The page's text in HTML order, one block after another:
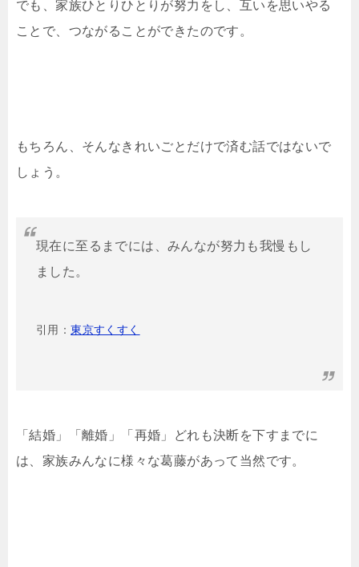
でも、家族ひとりひとりが努力をし、互いを思いやる
ことで、つながることができたのです。
もちろん、そんなきれいごとだけで済む話ではないで
しょう。
現在に至るまでには、みんなが努力も我慢もし
ました。
引用：東京すくすく
「結婚」「離婚」「再婚」どれも決断を下すまでに
は、家族みんなに様々な葛藤があって当然です。